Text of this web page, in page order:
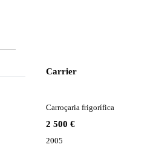
Carrier
2 500 €
Carroçaria frigorífica
2005